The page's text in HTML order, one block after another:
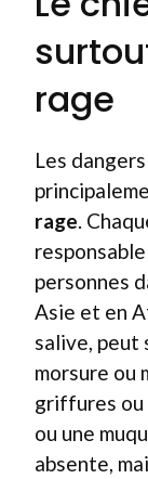
rage
Les
rage .
personnes
Asie et en
salive, peut
morsure ou
griffures ou
ou une
absente,